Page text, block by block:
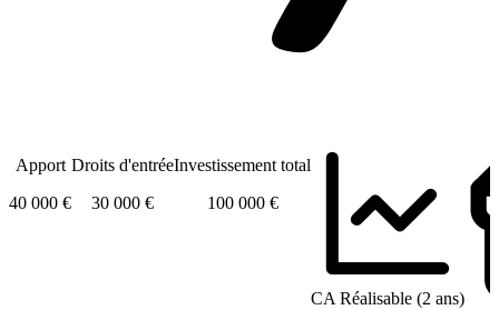
Apport
40 000 €
Droits d'entrée
30 000 €
Investissement total
100 000 €
CA Réalisable (2 ans)